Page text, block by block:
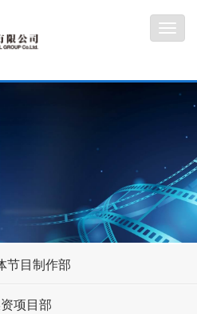
节目制作部
项目部